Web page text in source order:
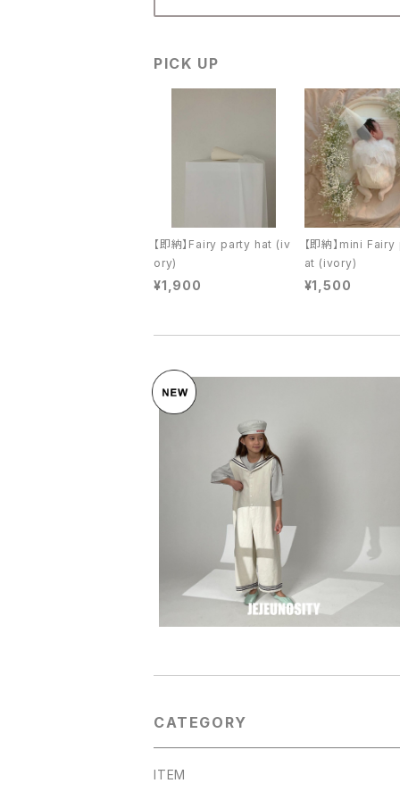
lool (baby&kids)
openingN (baby&kids)
pour enfant(kids)
bananaj
PICK UP
【即納】Fairy party hat (iv
ory)
¥1,900
【即納】mini
at (ivory)
¥1,500
【残り僅か】classic sailor jumpsui
t セーラージャンプスーツ
¥2,550
50%OFF
CATEGORY
ITEM